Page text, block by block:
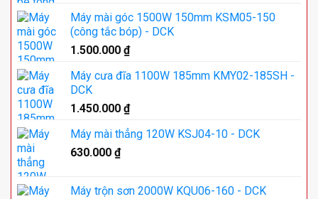
Máy mài góc 1500W 150mm KSM05-150
(công tắc bóp) - DCK
1.500.000 ₫
Máy cưa đĩa 1100W 185mm KMY02-185SH -
DCK
1.450.000 ₫
Máy mài thẳng 120W KSJ04-10 - DCK
630.000 ₫
Máy trộn sơn 2000W KQU06-160 - DCK